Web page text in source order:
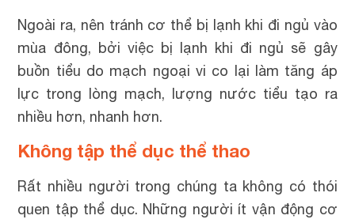
Ngoài ra, nên tránh cơ thể bị lạnh khi đi ngủ vào
mùa đông, bởi việc bị lạnh khi đi ngủ sẽ gây
buồn tiểu do mạch ngoại vi co lại làm tăng áp
lực trong lòng mạch, lượng nước tiểu tạo ra
nhiều hơn, nhanh hơn.
Không tập thể dục thể thao
Rất nhiều người trong chúng ta không có thói
quen tập thể dục. Những người ít vận động cơ